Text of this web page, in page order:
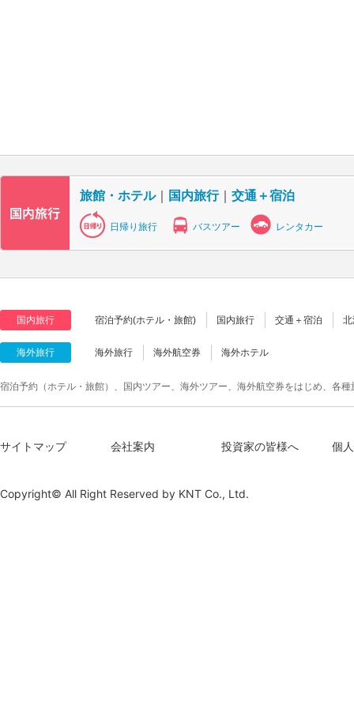
旅館・ホテル｜ 国内旅行｜ 交通＋宿泊
日帰り旅行 バスツアー レンタカー
国内旅行 宿泊予約(ホテル・旅館) 国内旅行 交通＋宿泊
海外旅行 海外旅行 海外航空券 海外ホテル
宿泊予約（ホテル・旅館）、国内ツアー、海外ツアー、海外航空券をはじめ、各
サイトマップ 会社案内 投資家の皆様へ 個
Copyright© All Right Reserved by KNT Co., Ltd.